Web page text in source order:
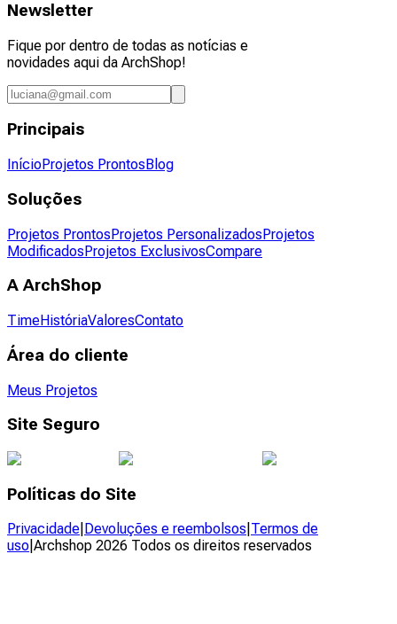
Newsletter
Fique por dentro de todas as notícias e
novidades aqui da ArchShop!
Principais
InícioProjetos Prontos Blog
Soluções
Projetos ProntosProjetos PersonalizadosProjetos
ModificadosProjetos ExclusivosCompare
A ArchShop
TimeHistóriaValoresContato
Área do cliente
Meus Projetos
Site Seguro
Políticas do Site
Privacidade Devoluções e reembolsos Termos de
uso Archshop 2026 Todos os direitos reservados